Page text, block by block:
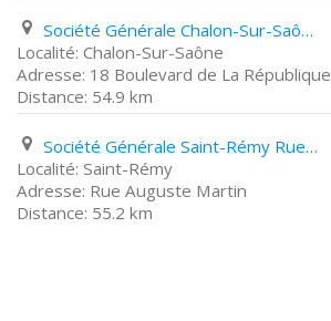
Société Générale Chalon-Sur-Saône 18 Boulevard de La République
Chalon-Sur-Saône
18 Boulevard de La République
54.9 km
Société Générale Saint-Rémy Rue Auguste Martin
Saint-Rémy
Rue Auguste Martin
55.2 km